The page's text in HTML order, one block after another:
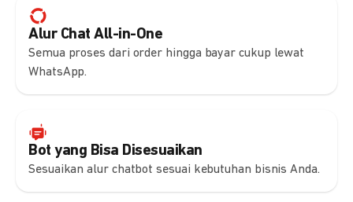
Alur Chat All-in-One
Semua proses dari order hingga bayar cukup lewat
WhatsApp.
Bot yang Bisa Disesuaikan
Sesuaikan alur chatbot sesuai kebutuhan bisnis Anda.